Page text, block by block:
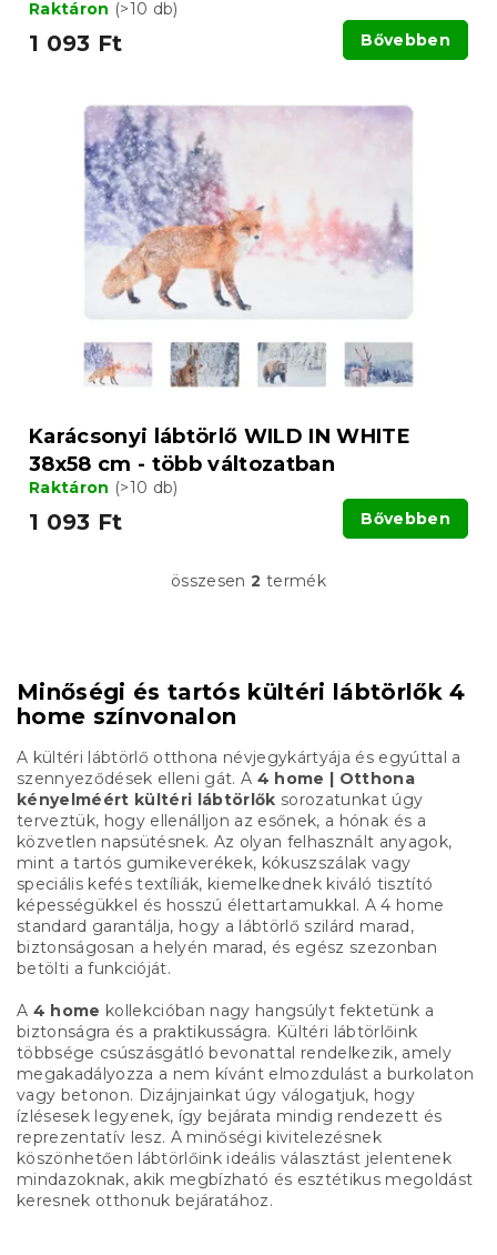
Raktáron (>10 db)
1 093 Ft Bővebben
Karácsonyi lábtörlő WILD IN WHITE
38x58 cm - több változatban
Raktáron (>10 db)
1 093 Ft Bővebben
L
i
n
y
í
t
á
s
e
l
e
m
összesen2 termék
Minőségi és tartós kültéri lábtörlők 4
home színvonalon
A kültéri lábtörlő otthona névjegykártyája és egyúttal a
szennyeződések elleni gát. A 4 home | Otthona
kényelméért kültéri lábtörlők sorozatunkat úgy
terveztük, hogy ellenálljon az esőnek, a hónak és a
közvetlen napsütésnek. Az olyan felhasznált anyagok,
mint a tartós gumikeverékek, kókuszszálak vagy
speciális kefés textíliák, kiemelkednek kiváló tisztító
képességükkel és hosszú élettartamukkal. A 4 home
standard garantálja, hogy a lábtörlő szilárd marad,
biztonságosan a helyén marad, és egész szezonban
betölti a funkcióját.
A 4 home kollekcióban nagy hangsúlyt fektetünk a
biztonságra és a praktikusságra. Kültéri lábtörlőink
többsége csúszásgátló bevonattal rendelkezik, amely
megakadályozza a nem kívánt elmozdulást a burkolaton
vagy betonon. Dizájnjainkat úgy válogatjuk, hogy
ízlésesek legyenek, így bejárata mindig rendezett és
reprezentatív lesz. A minőségi kivitelezésnek
köszönhetően lábtörlőink ideális választást jelentenek
mindazoknak, akik megbízható és esztétikus megoldást
keresnek otthonuk bejáratához.